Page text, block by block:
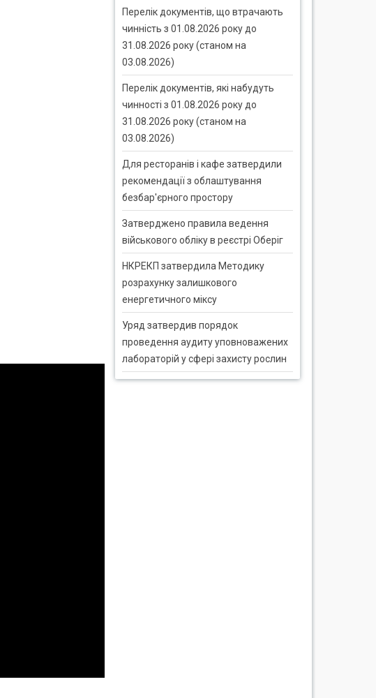
Перелік документів, що втрачають
чинність з 01.08.2026 року до
31.08.2026 року (станом на
03.08.2026)
Перелік документів, які набудуть
чинності з 01.08.2026 року до
31.08.2026 року (станом на
03.08.2026)
Для ресторанів і кафе затвердили
рекомендації з облаштування
безбар'єрного простору
Затверджено правила ведення
військового обліку в реєстрі Оберіг
НКРЕКП затвердила Методику
розрахунку залишкового
енергетичного міксу
Уряд затвердив порядок
проведення аудиту уповноважених
лабораторій у сфері захисту рослин